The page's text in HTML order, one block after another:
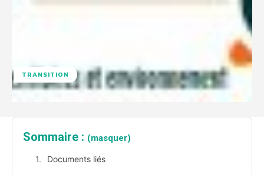
TRANSITION
Sommaire : (masquer)
Documents liés